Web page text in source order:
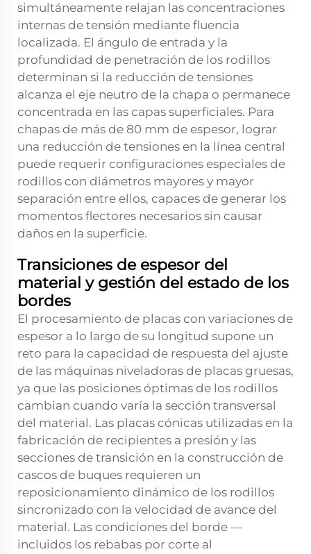
simultáneamente relajan las concentraciones
internas de tensión mediante fluencia
localizada. El ángulo de entrada y la
profundidad de penetración de los rodillos
determinan si la reducción de tensiones
alcanza el eje neutro de la chapa o permanece
concentrada en las capas superficiales. Para
chapas de más de 80 mm de espesor, lograr
una reducción de tensiones en la línea central
puede requerir configuraciones especiales de
rodillos con diámetros mayores y mayor
separación entre ellos, capaces de generar los
momentos flectores necesarios sin causar
daños en la superficie.
Transiciones de espesor del
material y gestión del estado de los
bordes
El procesamiento de placas con variaciones de
espesor a lo largo de su longitud supone un
reto para la capacidad de respuesta del ajuste
de las máquinas niveladoras de placas gruesas,
ya que las posiciones óptimas de los rodillos
cambian cuando varía la sección transversal
del material. Las placas cónicas utilizadas en la
fabricación de recipientes a presión y las
secciones de transición en la construcción de
cascos de buques requieren un
reposicionamiento dinámico de los rodillos
sincronizado con la velocidad de avance del
material. Las condiciones del borde —
incluidos los rebabas por corte al